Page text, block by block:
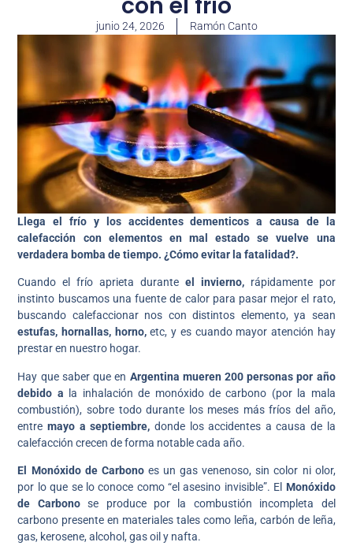
junio 24, 2026 Ramón Canto
Llega el frío y los accidentes dementicos a causa de la
calefacción con elementos en mal estado se vuelve una
verdadera bomba de tiempo. ¿Cómo evitar la fatalidad?.
Cuando el frío aprieta durante el invierno, rápidamente por
instinto buscamos una fuente de calor para pasar mejor el rato,
buscando calefaccionar nos con distintos elemento, ya sean
estufas, hornallas, horno,etc, y es cuando mayor atención hay
prestar en nuestro hogar.
Hay que saber que en Argentina mueren 200 personas por año
debido a
la inhalación de monóxido de carbono (por la mala
combustión), sobre todo durante los meses más fríos del año,
entremayo a septiembre, donde los accidentes a causa de la
calefacción crecen de forma notable cada año.
El Monóxido de Carbonoes un gas venenoso, sin color ni olor,
por lo que se lo conoce como “el asesino invisible”. El Monóxido
de Carbonose produce por la combustión incompleta del
carbono presente en materiales tales como leña, carbón de leña,
gas, kerosene, alcohol, gas oil y nafta.